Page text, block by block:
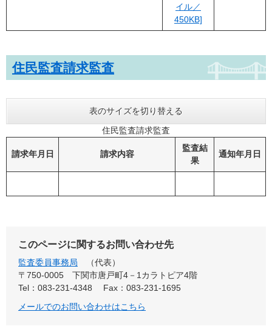
イル／
450KB]
住民監査請求監査
表のサイズを切り替える
住民監査請求監査
請求年月日 請求内容
監査結
果
通知年月日
このページに関するお問い合わせ先
監査委員事務局
代表
〒750-0005
下関市唐戸町4－1カラトピア4階
Tel：083-231-4348
Fax：083-231-1695
メールでのお問い合わせはこちら